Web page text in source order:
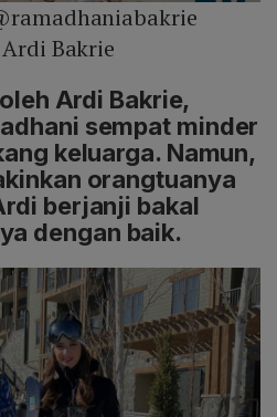
Bakrie
Ardi Bakrie,
sempat minder
keluarga. Namun,
orangtuanya
berjanji bakal
dengan baik.